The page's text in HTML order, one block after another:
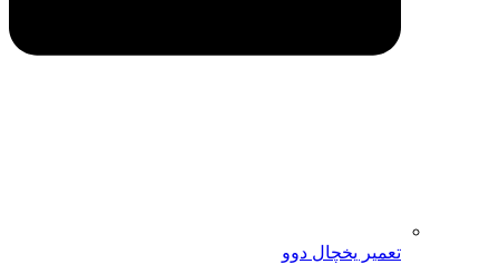
تعمیر یخچال دوو